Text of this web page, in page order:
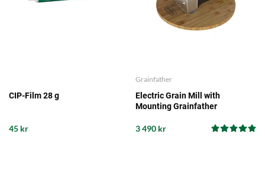
CIP-Film 28 g
45 kr
Grainfather
Electric Grain Mill with
Mounting Grainfather
3 490 kr